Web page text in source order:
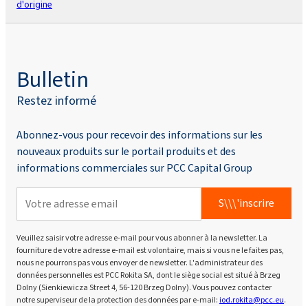
d'origine
Bulletin
Restez informé
Abonnez-vous pour recevoir des informations sur les
nouveaux produits sur le portail produits et des
informations commerciales sur PCC Capital Group
S\\\'inscrire
Veuillez saisir votre adresse e-mail pour vous abonner à la newsletter. La
fourniture de votre adresse e-mail est volontaire, mais si vous ne le faites pas,
nous ne pourrons pas vous envoyer de newsletter. L'administrateur des
données personnelles est PCC Rokita SA, dont le siège social est situé à Brzeg
Dolny (Sienkiewicza Street 4, 56-120 Brzeg Dolny). Vous pouvez contacter
notre superviseur de la protection des données par e-mail:iod.rokita@pcc.eu.